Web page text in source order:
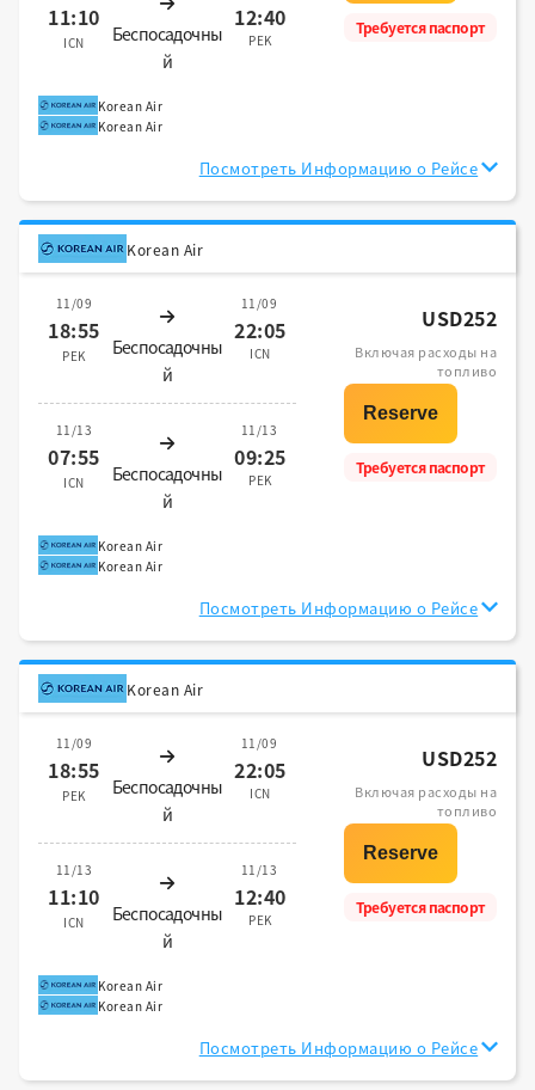
11:10
ICN
Беспосадочны
й
12:40
PEK
Требуется паспорт
Korean Air
Korean Air
Посмотреть Информацию о Рейсе
Korean Air
11/09
18:55
PEK
Беспосадочны
й
11/09
22:05
ICN
11/13
07:55
ICN
Беспосадочны
й
11/13
09:25
PEK
USD252
Включая расходы на
топливо
Требуется паспорт
Korean Air
Korean Air
Посмотреть Информацию о Рейсе
Korean Air
11/09
18:55
PEK
Беспосадочны
й
11/09
22:05
ICN
11/13
11:10
ICN
Беспосадочны
й
11/13
12:40
PEK
USD252
Включая расходы на
топливо
Требуется паспорт
Korean Air
Korean Air
Посмотреть Информацию о Рейсе